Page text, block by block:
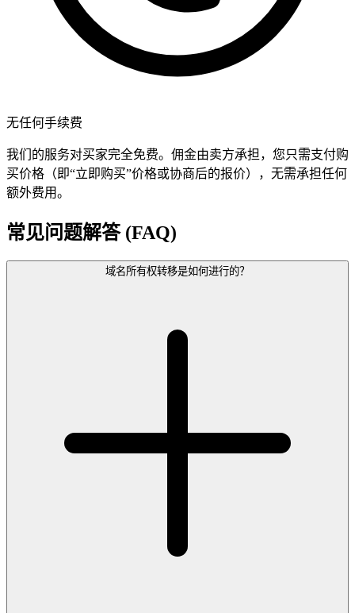
无任何手续费
我们的服务对买家完全免费。佣金由卖方承担，您只需支付购
买价格（即“立即购买”价格或协商后的报价），无需承担任何
额外费用。
常见问题解答 (FAQ)
域名所有权转移是如何进行的？